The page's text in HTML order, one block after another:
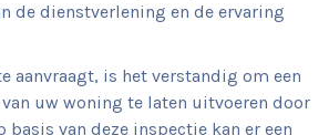
de dienstverlening en de ervaring
aanvraagt, is het verstandig om een
uw woning te laten uitvoeren door
basis van deze inspectie kan er een